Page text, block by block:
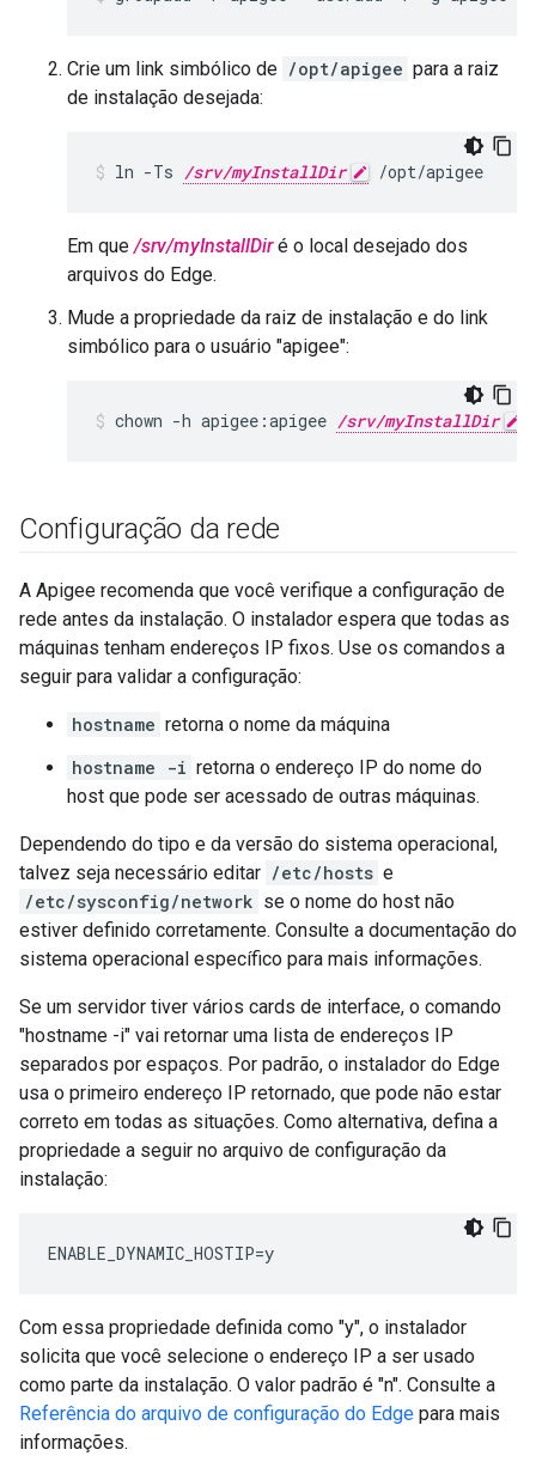
Crie um link simbólico de /opt/apigee para a raiz
de instalação desejada:
ln -Ts /srv/myInstallDir /opt/apigee
Em que/srv/myInstallDiré o local desejado dos
arquivos do Edge.
Mude a propriedade da raiz de instalação e do link
simbólico para o usuário "apigee":
chown -h apigee:apigee /srv/myInstallDir
Configuração da rede
A Apigee recomenda que você verifique a configuração de
rede antes da instalação. O instalador espera que todas as
máquinas tenham endereços IP fixos. Use os comandos a
seguir para validar a configuração:
hostname retorna o nome da máquina
hostname -i retorna o endereço IP do nome do
host que pode ser acessado de outras máquinas.
Dependendo do tipo e da versão do sistema operacional,
talvez seja necessário editar /etc/hosts e
/etc/sysconfig/network se o nome do host não
estiver definido corretamente. Consulte a documentação do
sistema operacional específico para mais informações.
Se um servidor tiver vários cards de interface, o comando
"hostname -i" vai retornar uma lista de endereços IP
separados por espaços. Por padrão, o instalador do Edge
usa o primeiro endereço IP retornado, que pode não estar
correto em todas as situações. Como alternativa, defina a
propriedade a seguir no arquivo de configuração da
instalação:
ENABLE_DYNAMIC_HOSTIP=y
Com essa propriedade definida como "y", o instalador
solicita que você selecione o endereço IP a ser usado
como parte da instalação. O valor padrão é "n". Consulte a
Referência do arquivo de configuração do Edge para mais
informações.